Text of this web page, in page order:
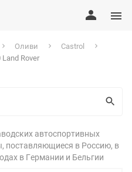
Оливи
Castrol
Rover
автоспортивных
поставляющиеся в Россию, в
в Германии и Бельгии